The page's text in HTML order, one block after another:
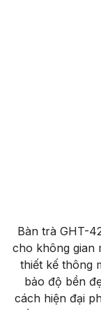
Bàn trà GHT-
cho không gian
thiết kế thông
bảo độ bền
cách hiện đại